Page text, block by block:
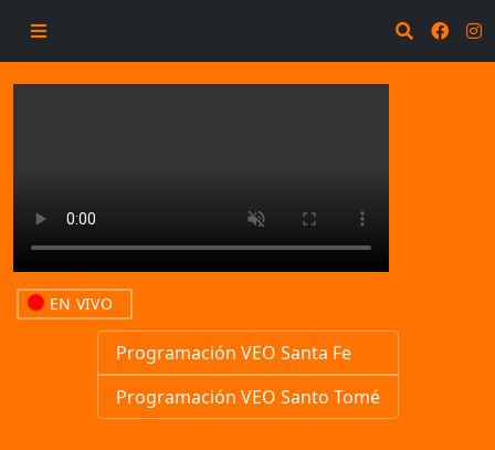
EN VIVO
Programación VEO Santa Fe
Programación VEO Santo Tomé